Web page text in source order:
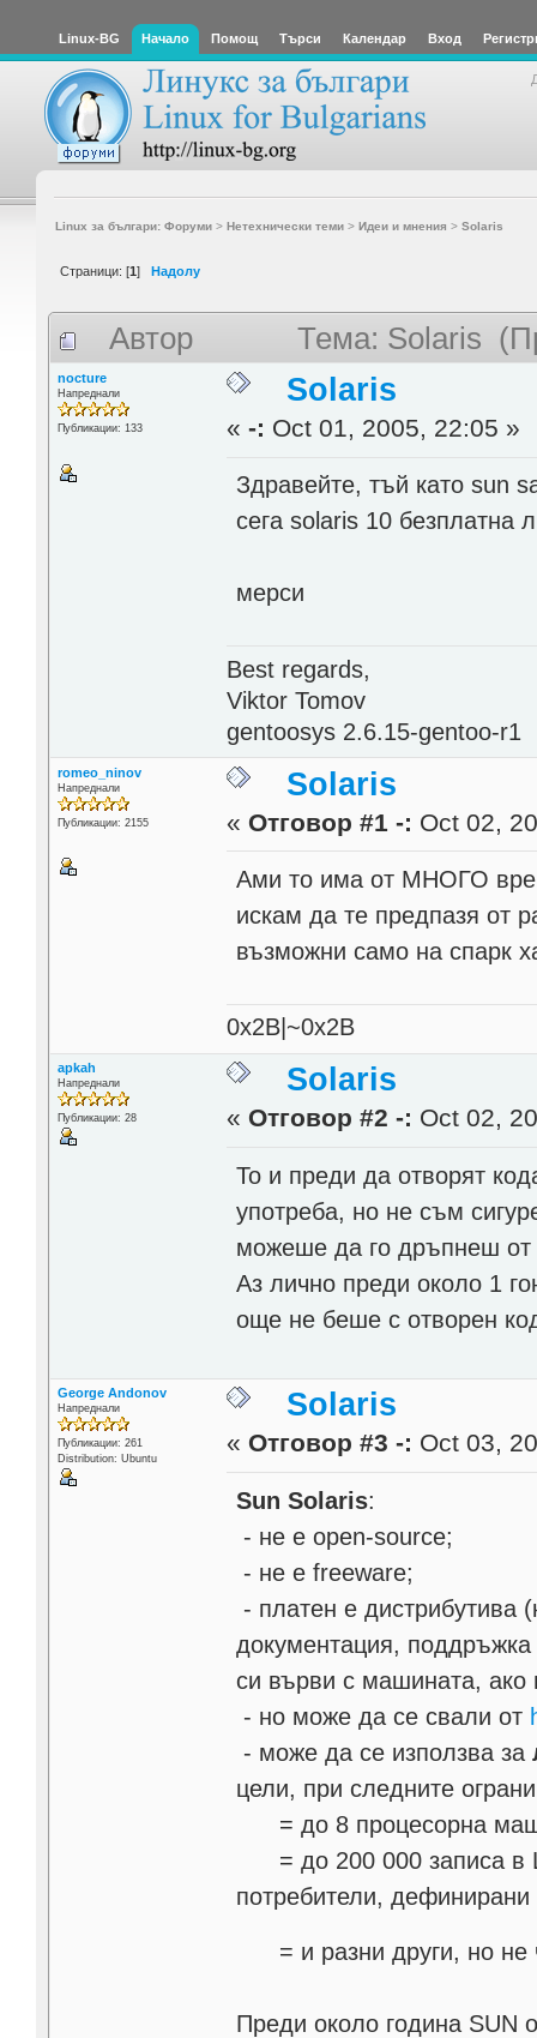
Linux-BG Начало Помощ Търси Календар Вход
Linux за българи: Форуми> Нетехнически теми> Идеи и мнения > Solaris
Страници: [1] Надолу
Автор Тема: Solaris
nocture
Напреднали
Публикации: 133
Solaris
«-: Oct 01, 2005, 22:05 »
Здравейте, тъй като sun
сега solaris 10 безплатна
мерси
Best regards,
Viktor Tomov
gentoosys 2.6.15-gentoo-r1
romeo_ninov
Напреднали
Публикации: 2155
Solaris
« Отговор #1 -: Oct 02,
Aми то има от МНОГО
искам да те предпазя от
възможни само на спарк
0x2B|~0x2B
apkah
Напреднали
Публикации: 28
Solaris
« Отговор #2 -: Oct 02,
То и преди да отворят
употреба, но не съм
можеше да го дръпнеш от
Аз лично преди около 1
още не беше с отворен
George Andonov
Напреднали
Публикации: 261
Distribution: Ubuntu
Solaris
« Отговор #3 -: Oct 03,
Sun Solaris:
- не е open-source;
- не е freeware;
- платен е дистрибутива
документация,
си върви с машината, ако
- но може да се свали от
- може да се използва за
цели, при следните
= до 8 процесорна
= до 200 000 записа в
потребители,
= и разни други, но не
Преди около година SUN